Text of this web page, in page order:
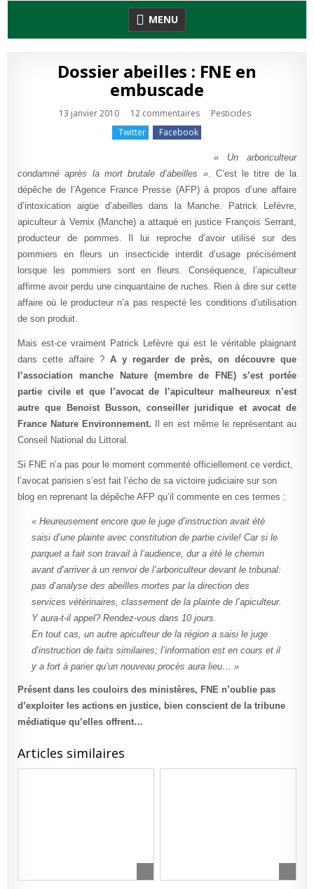
MENU
Dossier abeilles : FNE en
embuscade
13 janvier 2010 12 commentairessur
abeilles
:
embuscade
Publié
Pesticides
Twitter
Facebook
« Un arboriculteur
condamné après la mort brutale d’abeilles ». C’est le titre de la
dépêche de l’Agence France Presse (AFP) à propos d’une affaire
d’intoxication aigüe d’abeilles dans la Manche. Patrick Lefèvre,
apiculteur à Vernix (Manche) a attaqué en justice François Serrant,
producteur de pommes. Il lui reproche d’avoir utilisé sur des
pommiers en fleurs un insecticide interdit d’usage précisément
lorsque les pommiers sont en fleurs. Conséquence, l’apiculteur
affirme avoir perdu une cinquantaine de ruches. Rien à dire sur cette
affaire où le producteur n’a pas respecté les conditions d’utilisation
de son produit.
Mais est-ce vraiment Patrick Lefèvre qui est le véritable plaignant
dans cette affaire ?A y regarder de près, on découvre que
l’association manche Nature (membre de FNE) s’est portée
partie civile et que l’avocat de l’apiculteur malheureux n’est
autre que Benoist Busson, conseiller juridique et avocat de
France Nature Environnement.
Il en est même le représentant au
Conseil National du Littoral.
Si FNE n’a pas pour le moment commenté officiellement ce verdict,
l’avocat parisien s’est fait l’écho de sa victoire judiciaire sur son
blog en reprenant la dépêche AFP qu’il commente en ces termes :
« Heureusement encore que le juge d’instruction avait été
saisi d’une plainte avec constitution de partie civile! Car si le
parquet a fait son travail à l’audience, dur a été le chemin
avant d’arriver à un renvoi de l’arboriculteur devant le tribunal:
pas d’analyse des abeilles mortes par la direction des
services vétérinaires, classement de la plainte de l’apiculteur.
Y aura-t-il appel? Rendez-vous dans 10 jours.
En tout cas, un autre apiculteur de la région a saisi le juge
d’instruction de faits similaires; l’information est en cours et il
y a fort à parier qu’un nouveau procès aura lieu… »
Présent dans les couloirs des ministères, FNE n’oublie pas
d’exploiter les actions en justice, bien conscient de la tribune
médiatique qu’elles offrent…
Articles similaires